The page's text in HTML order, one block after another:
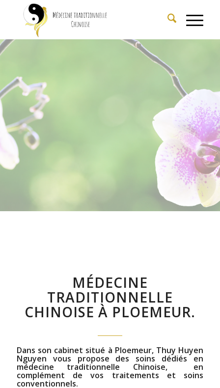
MÉDECINE
TRADITIONNELLE
CHINOISE À PLOEMEUR.
Dans son cabinet situé à Ploemeur, Thuy Huyen
Nguyen vous propose des soins dédiés en
médecine traditionnelle Chinoise, en
complément de vos traitements et soins
conventionnels.